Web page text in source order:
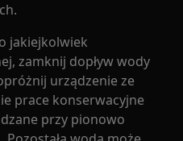
jakiejkolwiek
zamknij dopływ wody
urządzenie ze
prace konserwacyjne
przy pionowo